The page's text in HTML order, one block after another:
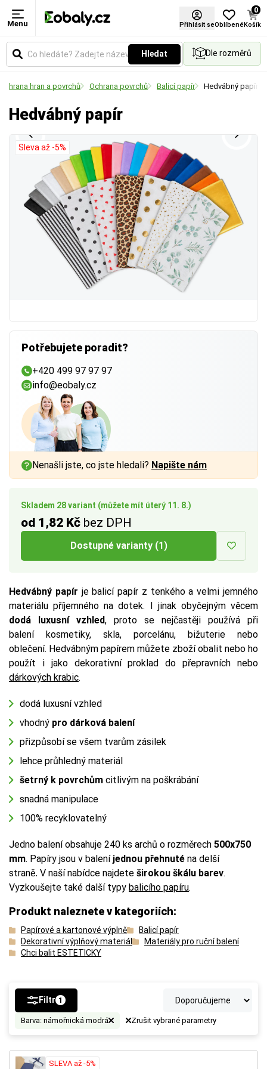
Menu Přihlásit seOblíbené
0
Košík
Hledat Dle rozměrů
Ochrana hran a povrchů Ochrana povrchů Balicí papír Hedvábný papír
Hedvábný papír
Skladem 28 variant (můžete mít úterý 11. 8.)
od 1,82 Kč bez DPH
Dostupné varianty (1)
Hedvábný papír je balicí papír z tenkého a velmi jemného
materiálu příjemného na dotek. I jinak obyčejným věcem
dodá luxusní vzhled, proto se nejčastěji používá při
balení kosmetiky, skla, porcelánu, bižuterie nebo
oblečení. Hedvábným papírem můžete zboží obalit nebo ho
použít i jako dekorativní proklad do přepravních nebo
dárkových krabic.
dodá luxusní vzhled
vhodný pro dárková balení
přizpůsobí se všem tvarům zásilek
lehce průhledný materiál
šetrný k povrchům citlivým na poškrábání
snadná manipulace
100% recyklovatelný
Jedno balení obsahuje 240 ks archů o rozměrech 500x750
mm. Papíry jsou v balení jednou přehnuté na delší
straně. V naší nabídce najdete širokou škálu barev.
Vyzkoušejte také další typy balicího papíru.
Produkt naleznete v kategoriích:
Papírové a kartonové výplně
Balicí papír
Dekorativní výplňový materiál
Materiály pro ruční balení
Chci balit ESTETICKY
Potřebujete poradit?
+420 499 97 97 97
info@eobaly.cz
Nenašli jste, co jste hledali? Napište nám
Sleva až -5%
Filtr 1
Barva: námořnická modrá Zrušit vybrané parametry
SLEVA až -5%
Barva
Vyberte si barevné provedení obalů a balicích